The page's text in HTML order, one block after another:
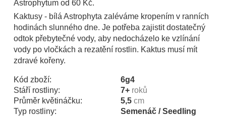
Astrophytum od 60 Kč.
Kaktusy - bílá Astrophyta zaléváme kropením v ranních
hodinách slunného dne. Je potřeba zajistit dostatečný
odtok přebytečné vody, aby nedocházelo ke vzlínání
vody po vločkách a rezatění rostlin. Kaktus musí mít
zdravé kořeny.
Kód zboží:
6g4
Stáří rostliny:
7+ roků
Průměr květináčku:
5,5 cm
Typ rostliny:
Semenáč / Seedling